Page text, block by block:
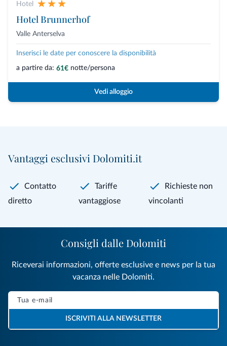
Hotel
Hotel Brunnerhof
Valle Anterselva
Inserisci le date per conoscere la disponibilità
a partire da: 61€ notte/persona
Vedi alloggio
Vantaggi esclusivi Dolomiti.it
Contatto
diretto
Tariffe
vantaggiose
Richieste non
vincolanti
Consigli dalle Dolomiti
Riceverai informazioni, offerte esclusive e news per la tua
vacanza nelle Dolomiti.
ISCRIVITI ALLA NEWSLETTER